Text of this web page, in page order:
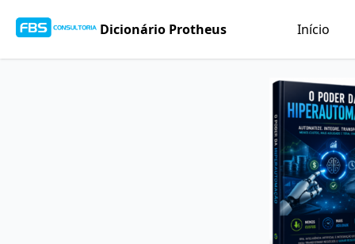
Dicionário Protheus Início